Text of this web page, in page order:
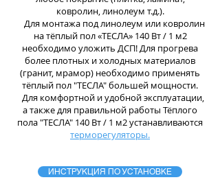
ковролин, линолеум т.д.).
Для монтажа под линолеум или ковролин
на тёплый пол «ТЕСЛА» 140 Вт / 1 м2
необходимо уложить ДСП!Для прогрева
более плотных и холодных материалов
(гранит, мрамор) необходимо применять
тёплый пол "ТЕСЛА" большей мощности.
Для комфортной и удобной эксплуатации,
а также для правильной работы Тёплого
пола "ТЕСЛА" 140 Вт / 1 м2 устанавливаются
терморегуляторы.
ИНСТРУКЦИЯ ПО УСТАНОВКЕ